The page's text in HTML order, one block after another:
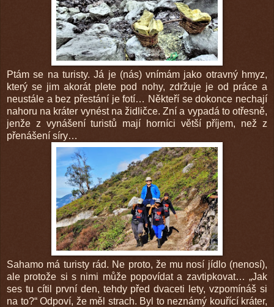
Ptám se na turisty. Já je (nás) vnímám jako otravný hmyz,
který se jim akorát plete pod nohy, zdržuje je od práce a
neustále a bez přestání je fotí… Někteří se dokonce nechají
nahoru na kráter vynést na židličce. Zní a vypadá to otřesně,
jenže z vynášení turistů mají horníci větší příjem, než z
přenášení síry…
Sahamo má turisty rád. Ne proto, že mu nosí jídlo (nenosí),
ale protože si s nimi může popovídat a zavtipkovat… „Jak
ses tu cítil první den, tehdy před dvaceti lety, vzpomínáš si
na to?“ Odpoví, že měl strach. Byl to neznámý kouřící kráter,